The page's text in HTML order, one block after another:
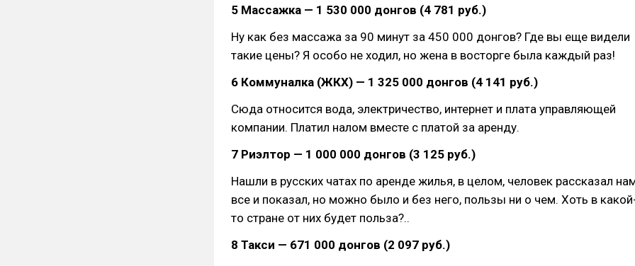
5 Массажка — 1 530 000 донгов (4 781 руб.)
Ну как без массажа за 90 минут за 450 000 донгов? Где вы еще видели
такие цены? Я особо не ходил, но жена в восторге была каждый раз!
6 Коммуналка (ЖКХ) — 1 325 000 донгов (4 141 руб.)
Сюда относится вода, электричество, интернет и плата управляющей
компании. Платил налом вместе с платой за аренду.
7 Риэлтор — 1 000 000 донгов (3 125 руб.)
Нашли в русских чатах по аренде жилья, в целом, человек рассказал
все и показал, но можно было и без него, пользы ни о чем. Хоть в
то стране от них будет польза?..
8 Такси — 671 000 донгов (2 097 руб.)